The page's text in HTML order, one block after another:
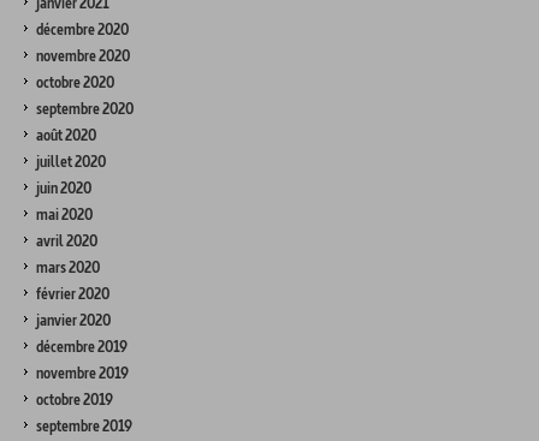
décembre 2020
novembre 2020
octobre 2020
septembre 2020
août 2020
juillet 2020
juin 2020
mai 2020
avril 2020
mars 2020
février 2020
janvier 2020
décembre 2019
novembre 2019
octobre 2019
septembre 2019